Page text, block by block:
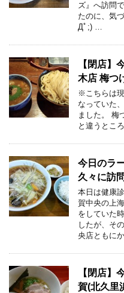
ズ』へ訪問
たのに、気
Дﾟ;) …
【閉店】
木店 梅つ
※こちらは
なっていた
ました。 梅
と違うとこ
今日のラ
久々に訪問
本日は健康
賀中央の上
をしていた
したが、そ
央店ともに
【閉店】
賀(北久里